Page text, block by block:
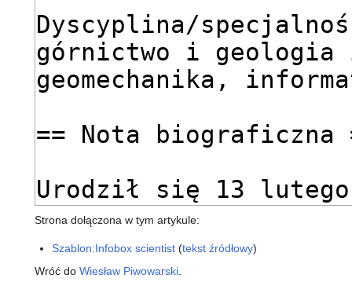
Strona dołączona w tym artykule:
Szablon:Infobox scientist (tekst źródłowy)
Wróć do Wiesław Piwowarski